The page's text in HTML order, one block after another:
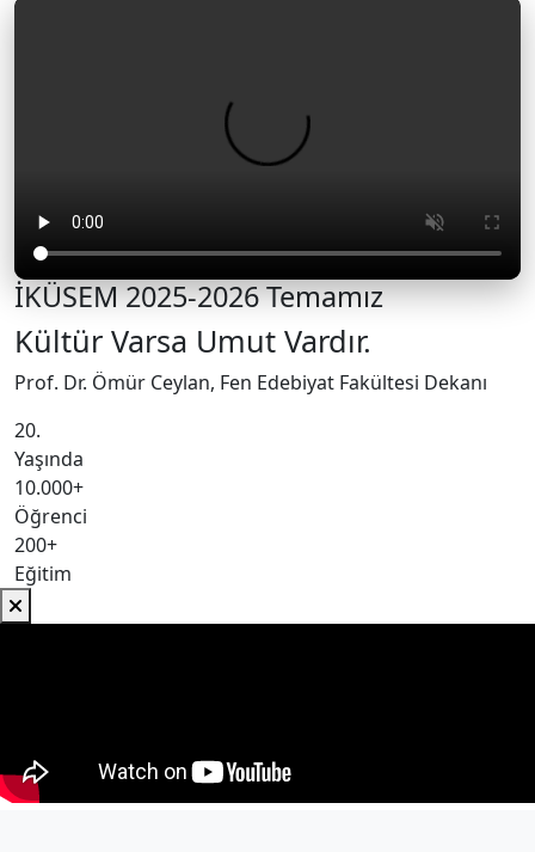
İKÜSEM 2025-2026 Temamız
Kültür Varsa Umut Vardır.
Prof. Dr. Ömür Ceylan, Fen Edebiyat Fakültesi Dekanı
20.
Yaşında
10.000+
Öğrenci
200+
Eğitim